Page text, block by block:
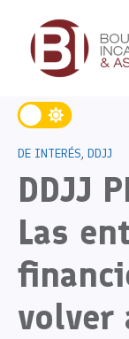
DE INTERÉS, DDJJ
DDJJ
Las
volver